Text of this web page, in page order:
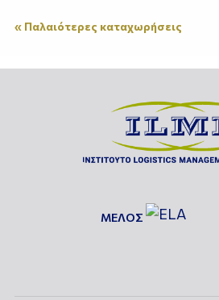
« Παλαιότερες καταχωρήσεις
ΜΕΛΟΣ